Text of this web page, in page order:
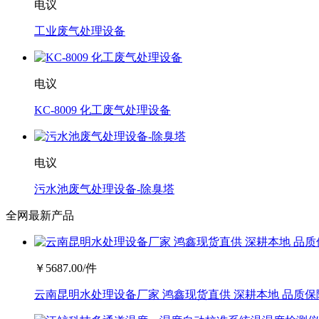
电议
工业废气处理设备
电议
KC-8009 化工废气处理设备
电议
污水池废气处理设备-除臭塔
全网最新产品
￥ 5687.00/件
云南昆明水处理设备厂家 鸿鑫现货直供 深耕本地 品质保